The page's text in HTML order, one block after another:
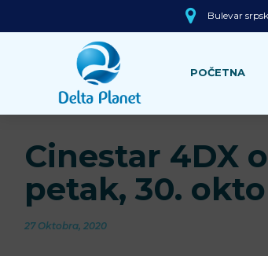
Bulevar
POČETNA
Cinestar 4DX
petak, 30.
27 Oktobra, 2020